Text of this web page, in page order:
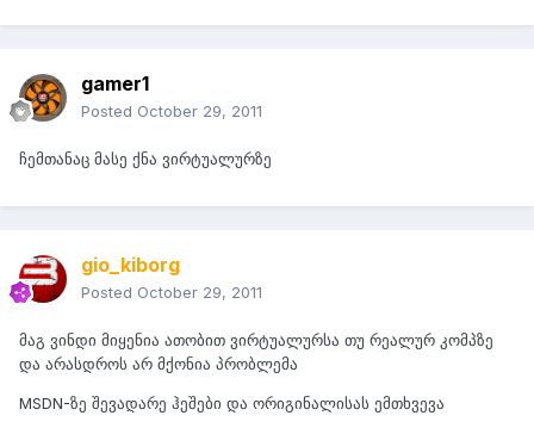
gamer1
Posted October 29, 2011
ჩემთანაც მასე ქნა ვირტუალურზე
gio_kiborg
Posted October 29, 2011
მაგ ვინდი მიყენია ათობით ვირტუალურსა თუ რეალურ კომპზე
და არასდროს არ მქონია პრობლემა
MSDN-ზე შევადარე ჰეშები და ორიგინალისას ემთხვევა